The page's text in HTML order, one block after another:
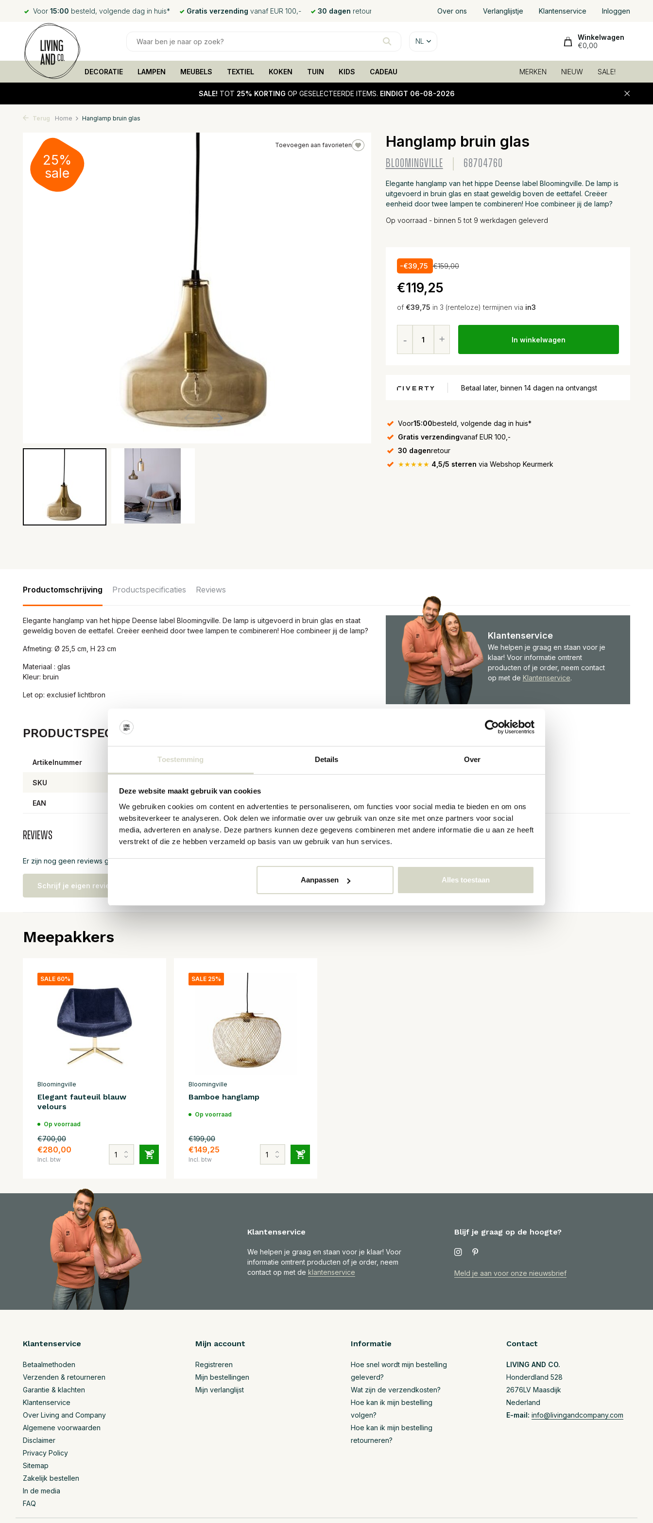
Toestemming Details Over
Deze website maakt gebruik van cookies
We gebruiken cookies om content en advertenties te personaliseren, om functies voor social media te bieden en om ons
websiteverkeer te analyseren. Ook delen we informatie over uw gebruik van onze site met onze partners voor social
media, adverteren en analyse. Deze partners kunnen deze gegevens combineren met andere informatie die u aan ze heeft
verstrekt of die ze hebben verzameld op basis van uw gebruik van hun services.
Aanpassen Alles toestaan
Voor 15:00 besteld, volgende dag in huis* Gratis verzending vanaf EUR 100,- 30 dagen retour Over ons Verlanglijstje Klantenservice Inloggen
NL
Winkelwagen
€0,00
DECORATIE LAMPEN MEUBELS TEXTIEL KOKEN TUIN KIDS CADEAU MERKEN NIEUW SALE!
SALE! TOT 25% KORTING OP GESELECTEERDE ITEMS. EINDIGT 06-08-2026
Terug Home Hanglamp bruin glas
Toevoegen aan favorieten
25%
sale
25%
sale
Hanglamp bruin glas
BLOOMINGVILLE 68704760
Elegante hanglamp van het hippe Deense label Bloomingville. De lamp is
uitgevoerd in bruin glas en staat geweldig boven de eettafel. Creëer
eenheid door twee lampen te combineren! Hoe combineer jij de lamp?
Op voorraad - binnen 5 tot 9 werkdagen geleverd
-€39,75 €159,00
€119,25
of €39,75 in 3 (renteloze) termijnen via in3
In winkelwagen
Betaal later, binnen 14 dagen na ontvangst
Voor15:00besteld, volgende dag in huis*
Gratis verzendingvanaf EUR 100,-
30 dagenretour
★★★★★ 4,5/5 sterren via Webshop Keurmerk
Productomschrijving Productspecificaties Reviews
Elegante hanglamp van het hippe Deense label Bloomingville. De lamp is uitgevoerd in bruin glas en staat
geweldig boven de eettafel. Creëer eenheid door twee lampen te combineren! Hoe combineer jij de lamp?
Afmeting: Ø 25,5 cm, H 23 cm
Materiaal : glas
Kleur: bruin
Let op: exclusief lichtbron
PRODUCTSPECIFICATIES
Artikelnummer 68704760
SKU
EAN 5711173154043
Klantenservice
We helpen je graag en staan voor je
klaar! Voor informatie omtrent
producten of je order, neem contact
op met de Klantenservice.
Reviews
Er zijn nog geen reviews geschreven over dit product..
Schrijf je eigen review
Meepakkers
SALE 60%
Bloomingville
Elegant fauteuil blauw
velours
Op voorraad
€700,00
€280,00
Incl. btw
SALE 25%
Bloomingville
Bamboe hanglamp
Op voorraad
€199,00
€149,25
Incl. btw
Klantenservice
We helpen je graag en staan voor je klaar! Voor
informatie omtrent producten of je order, neem
contact op met de klantenservice
Blijf je graag op de hoogte?
Meld je aan voor onze nieuwsbrief
Klantenservice
Betaalmethoden
Verzenden & retourneren
Garantie & klachten
Klantenservice
Over Living and Company
Algemene voorwaarden
Disclaimer
Privacy Policy
Sitemap
Zakelijk bestellen
In de media
FAQ
Mijn account
Registreren
Mijn bestellingen
Mijn verlanglijst
Informatie
Hoe snel wordt mijn bestelling
geleverd?
Wat zijn de verzendkosten?
Hoe kan ik mijn bestelling
volgen?
Hoe kan ik mijn bestelling
retourneren?
Contact
LIVING AND CO.
Honderdland 528
2676LV Maasdijk
Nederland
E-mail: info@livingandcompany.com